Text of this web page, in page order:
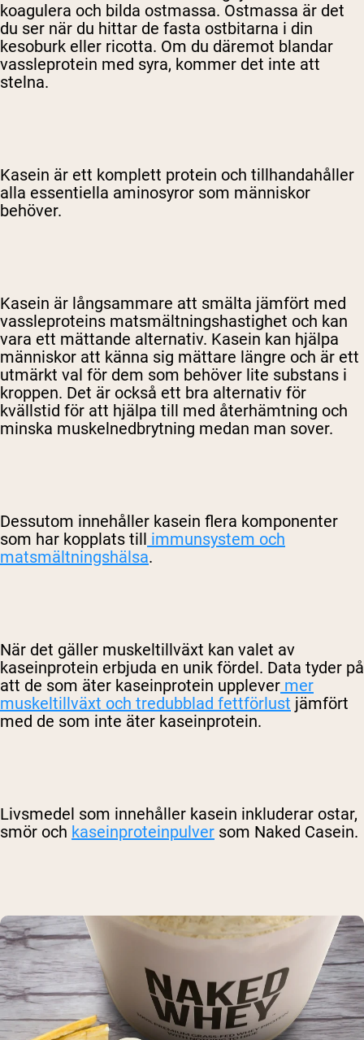
koagulera och bilda ostmassa. Ostmassa är det
du ser när du hittar de fasta ostbitarna i din
kesoburk eller ricotta. Om du däremot blandar
vassleprotein med syra, kommer det inte att
stelna.
Kasein är ett komplett protein och tillhandahåller
alla essentiella aminosyror som människor
behöver.
Kasein är långsammare att smälta jämfört med
vassleproteins matsmältningshastighet och kan
vara ett mättande alternativ. Kasein kan hjälpa
människor att känna sig mättare längre och är ett
utmärkt val för dem som behöver lite substans i
kroppen. Det är också ett bra alternativ för
kvällstid för att hjälpa till med återhämtning och
minska muskelnedbrytning medan man sover.
Dessutom innehåller kasein flera komponenter
som har kopplats till immunsystem och
matsmältningshälsa.
När det gäller muskeltillväxt kan valet av
kaseinprotein erbjuda en unik fördel. Data tyder på
att de som äter kaseinprotein upplever mer
muskeltillväxt och tredubblad fettförlust jämfört
med de som inte äter kaseinprotein.
Livsmedel som innehåller kasein inkluderar ostar,
smör och kaseinproteinpulver som Naked Casein.
Shipping Country:
Handla Nu